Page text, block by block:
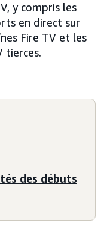
y compris les
en direct sur
Fire TV et les
tierces.
des débuts